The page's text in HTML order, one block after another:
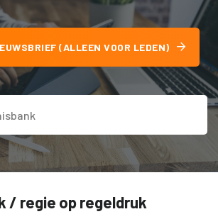
(ALLEEN VOOR LEDEN)
/ regie op regeldruk